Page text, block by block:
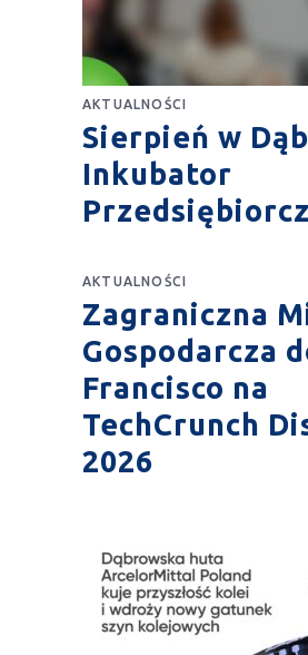
AKTUALNOŚCI
Sierpień w
Inkubator
AKTUALNOŚCI
Zagraniczna
Gospodarcza
Francisco na
TechCrunch
2026